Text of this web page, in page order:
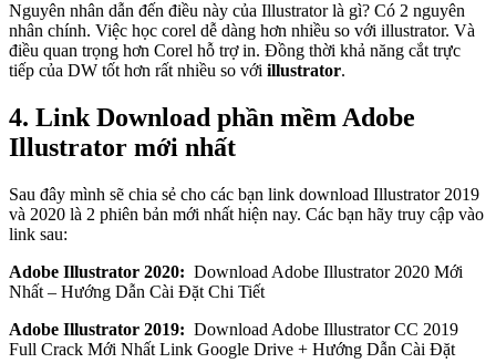
Nguyên nhân dẫn đến điều này của Illustrator là gì? Có 2 nguyên
nhân chính. Việc học corel dễ dàng hơn nhiều so với illustrator. Và
điều quan trọng hơn Corel hỗ trợ in. Đồng thời khả năng cắt trực
tiếp của DW tốt hơn rất nhiều so với illustrator.
4. Link Download phần mềm Adobe
Illustrator mới nhất
Sau đây mình sẽ chia sẻ cho các bạn link download Illustrator 2019
và 2020 là 2 phiên bản mới nhất hiện nay. Các bạn hãy truy cập vào
link sau:
Adobe Illustrator 2020: Download Adobe Illustrator 2020 Mới
Nhất – Hướng Dẫn Cài Đặt Chi Tiết
Adobe Illustrator 2019: Download Adobe Illustrator CC 2019
Full Crack Mới Nhất Link Google Drive + Hướng Dẫn Cài Đặt